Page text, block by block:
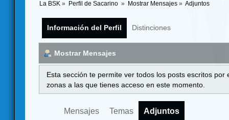
La BSK » Perfil de Sacarino » Mostrar Mensajes» Adjuntos
Información del Perfil Distinciones
Mostrar Mensajes
Esta sección te permite ver todos los posts escritos
zonas a las que tienes acceso en este momento.
Mensajes Temas Adjuntos